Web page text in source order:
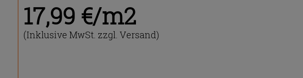
17,99 €/m2
(Inklusive MwSt. zzgl. Versand)